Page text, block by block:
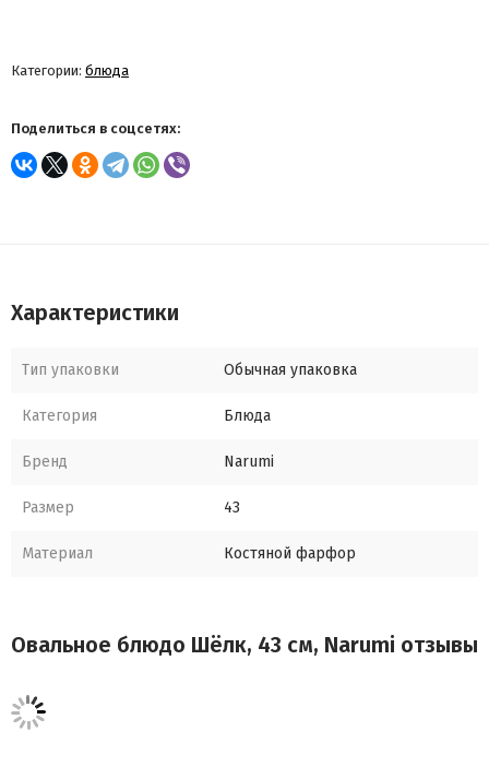
Категории: блюда
Поделиться в соцсетях:
Характеристики
Тип упаковки Обычная упаковка
Категория Блюда
Бренд Narumi
Размер 43
Материал Костяной фарфор
Овальное блюдо Шёлк, 43 см, Narumi отзывы